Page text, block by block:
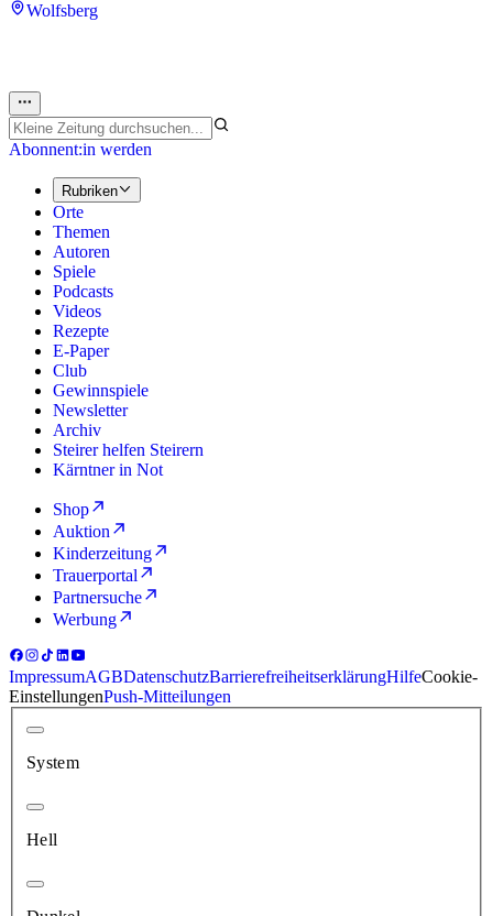
Wolfsberg
Abonnent:in werden
Rubriken
Orte
Themen
Autoren
Spiele
Podcasts
Videos
Rezepte
E-Paper
Club
Gewinnspiele
Newsletter
Archiv
Steirer helfen Steirern
Kärntner in Not
Shop
Auktion
Kinderzeitung
Trauerportal
Partnersuche
Werbung
ImpressumAGBDatenschutzBarrierefreiheitserklärungHilfeCookie-
EinstellungenPush-Mitteilungen
System
Hell